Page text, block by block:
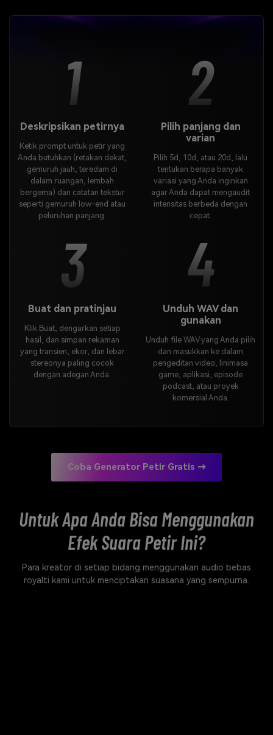
1
Deskripsikan petirnya
Ketik prompt untuk petir yang
Anda butuhkan (retakan dekat,
gemuruh jauh, teredam di
dalam ruangan, lembah
bergema) dan catatan tekstur
seperti gemuruh low-end atau
peluruhan panjang.
2
Pilih panjang dan
varian
Pilih 5d, 10d, atau 20d, lalu
tentukan berapa banyak
variasi yang Anda inginkan
agar Anda dapat mengaudit
intensitas berbeda dengan
cepat.
3
Buat dan pratinjau
Klik Buat, dengarkan setiap
hasil, dan simpan rekaman
yang transien, ekor, dan lebar
stereonya paling cocok
dengan adegan Anda.
4
Unduh WAV dan
gunakan
Unduh file WAV yang Anda pilih
dan masukkan ke dalam
pengeditan video, linimasa
game, aplikasi, episode
podcast, atau proyek
komersial Anda.
Coba Generator Petir Gratis →
Untuk Apa Anda Bisa Menggunakan
Efek Suara Petir Ini?
Para kreator di setiap bidang menggunakan audio bebas
royalti kami untuk menciptakan suasana yang sempurna.